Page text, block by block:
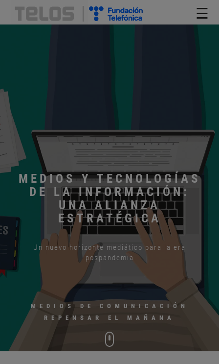
☰
MEDIOS Y TECNOLOGÍAS
DE LA INFORMACIÓN:
UNA ALIANZA
ESTRATÉGICA
Un nuevo horizonte mediático para la era
pospandemia
MEDIOS DE COMUNICACIÓN
REPENSAR EL MAÑANA